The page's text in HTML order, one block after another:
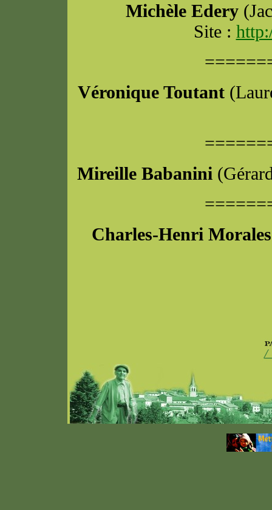
Michèle Edery
Site :
Véronique Toutant
Mireille Babanini
Charles-Henri Morales